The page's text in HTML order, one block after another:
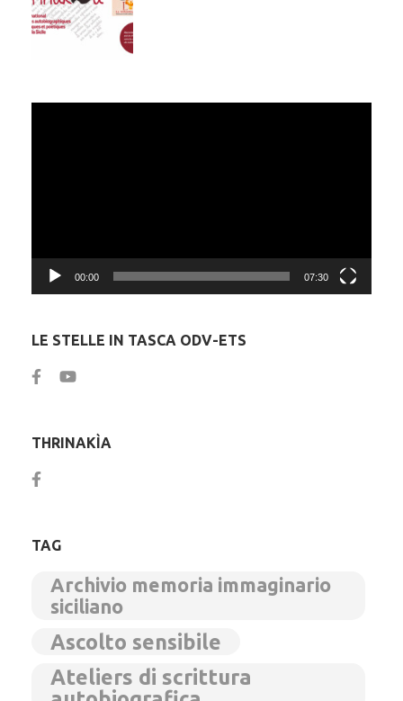
00:00 07:30
LE STELLE IN TASCA ODV-ETS
THRINAKÌA
TAG
Archivio memoria immaginario
siciliano
Ascolto sensibile
Ateliers di scrittura